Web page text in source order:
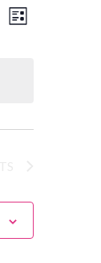
Views
Event
LIST